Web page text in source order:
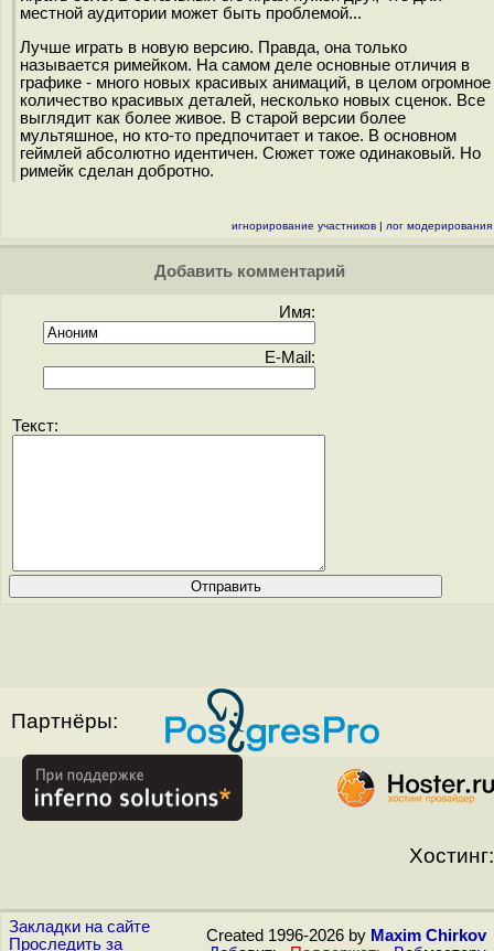
местной аудитории может быть проблемой...
Лучше играть в новую версию. Правда, она только
называется римейком. На самом деле основные отличия в
графике - много новых красивых анимаций, в целом огромное
количество красивых деталей, несколько новых сценок. Все
выглядит как более живое. В старой версии более
мультяшное, но кто-то предпочитает и такое. В основном
геймлей абсолютно идентичен. Сюжет тоже одинаковый. Но
римейк сделан добротно.
игнорирование участников | лог модерирования
Добавить комментарий
Имя:
E-Mail:
Текст:
Партнёры:
Хостинг:
Закладки на сайте
Проследить за
Created 1996-2026 by Maxim Chirkov